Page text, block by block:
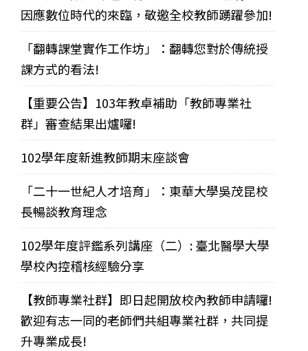
因應數位時代的來臨，敬邀全校教師踴躍參加!
「翻轉課堂實作工作坊」：翻轉您對於傳統授
課方式的看法!
【重要公告】103年教卓補助「教師專業社
群」審查結果出爐囉!
102學年度新進教師期末座談會
「二十一世紀人才培育」：東華大學吳茂昆校
長暢談教育理念
102學年度評鑑系列講座（二）: 臺北醫學大學
學校內控稽核經驗分享
【教師專業社群】即日起開放校內教師申請囉!
歡迎有志一同的老師們共組專業社群，共同提
升專業成長!